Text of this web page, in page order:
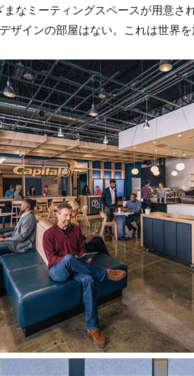
なミーティングスペースが用意さ
ザインの部屋はない。これは世界